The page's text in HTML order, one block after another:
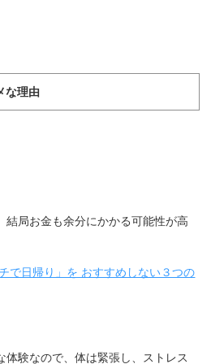
な理由
結局お金も余分にかかる可能性が高
で日帰り」を おすすめしない３つの
体験なので、体は緊張し、ストレス